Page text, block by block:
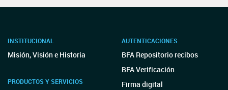
INSTITUCIONAL
Misión, Visión e Historia
PRODUCTOS Y SERVICIOS
AUTENTICACIONES
BFA Repositorio recibos
BFA Verificación
Firma digital